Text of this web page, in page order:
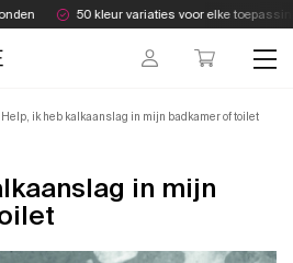
50 kleur variaties voor elke toepassing
Help, ik heb kalkaanslag in mijn badkamer of toilet
in mijn